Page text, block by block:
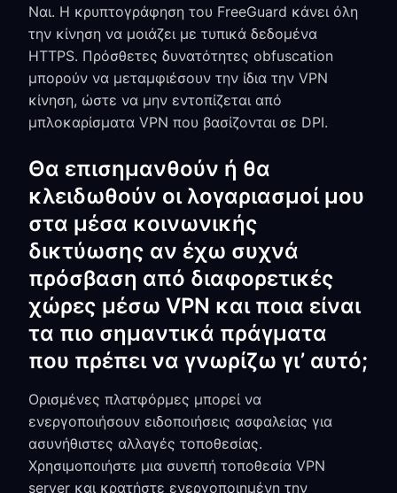
Ναι. Η κρυπτογράφηση του FreeGuard κάνει όλη
την κίνηση να μοιάζει με τυπικά δεδομένα
HTTPS. Πρόσθετες δυνατότητες obfuscation
μπορούν να μεταμφιέσουν την ίδια την VPN
κίνηση, ώστε να μην εντοπίζεται από
μπλοκαρίσματα VPN που βασίζονται σε DPI.
Θα επισημανθούν ή θα
κλειδωθούν οι λογαριασμοί μου
στα μέσα κοινωνικής
δικτύωσης αν έχω συχνά
πρόσβαση από διαφορετικές
χώρες μέσω VPN και ποια είναι
τα πιο σημαντικά πράγματα
που πρέπει να γνωρίζω γι’ αυτό;
Ορισμένες πλατφόρμες μπορεί να
ενεργοποιήσουν ειδοποιήσεις ασφαλείας για
ασυνήθιστες αλλαγές τοποθεσίας.
Χρησιμοποιήστε μια συνεπή τοποθεσία VPN
server και κρατήστε ενεργοποιημένη την